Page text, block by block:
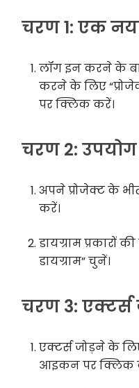
चरण 1: एक
लॉग इन करने के
करने के लिए
पर क्लिक करें।
चरण 2: उपयोग
अपने प्रोजेक्ट के
करें।
डायग्राम प्रकारों
डायग्राम” चुनें।
चरण 3: एक्टर्स
एक्टर्स जोड़ने के
आइकन पर क्लिक